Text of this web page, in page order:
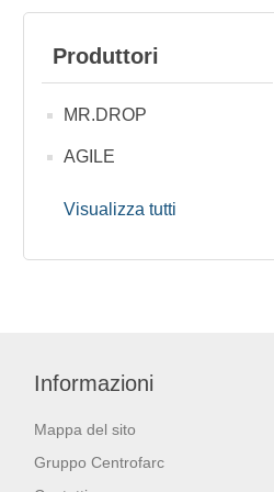
Produttori
MR.DROP
AGILE
Visualizza tutti
Informazioni
Mappa del sito
Gruppo Centrofarc